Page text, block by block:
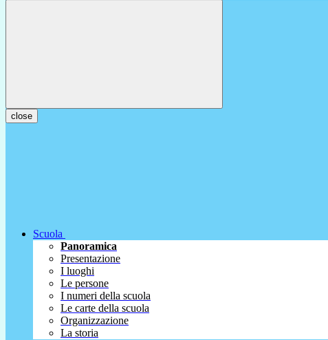
close
Scuola
Panoramica
Presentazione
I luoghi
Le persone
I numeri della scuola
Le carte della scuola
Organizzazione
La storia